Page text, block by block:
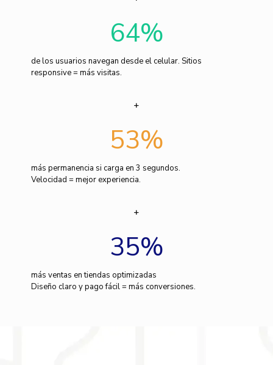
64%
de los usuarios navegan desde el celular. Sitios
responsive = más visitas.
53%
más permanencia si carga en 3 segundos.
Velocidad = mejor experiencia.
35%
más ventas en tiendas optimizadas
Diseño claro y pago fácil = más conversiones.